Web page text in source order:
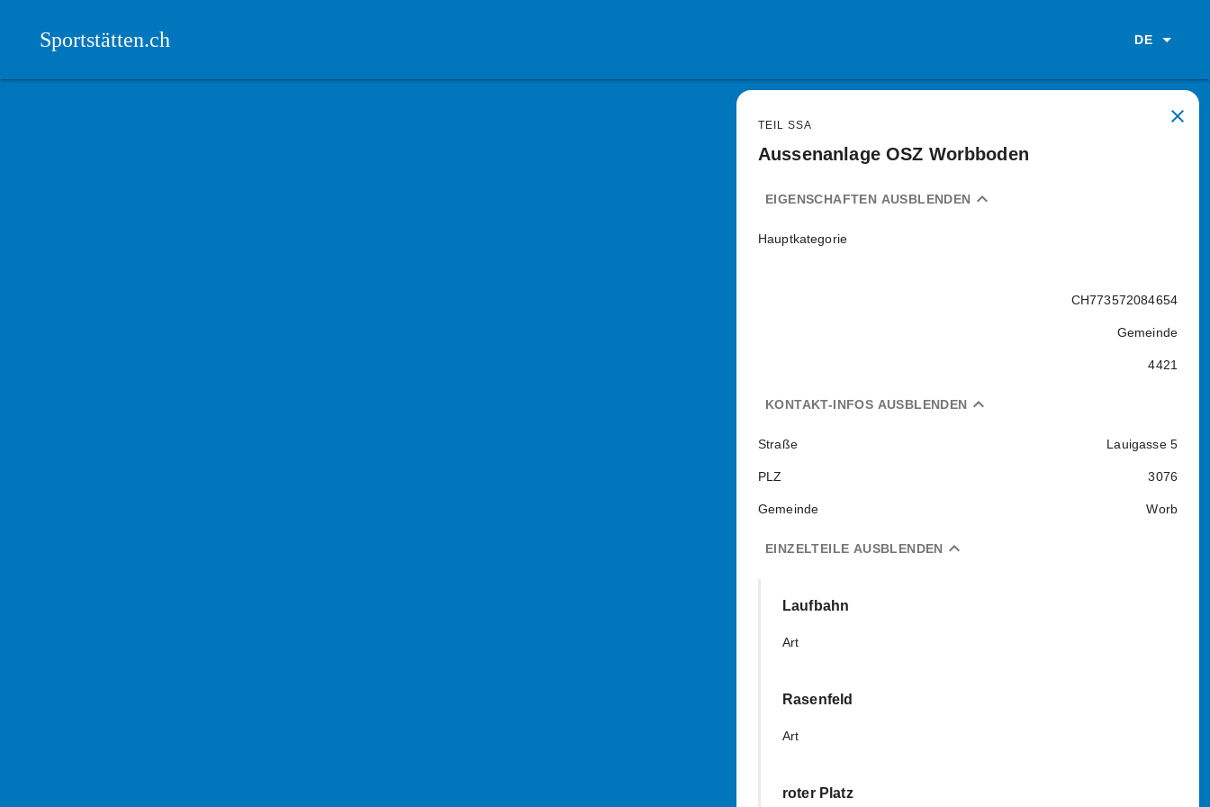
Sportstätten.ch DE
close
TEIL SSA
Aussenanlage OSZ Worbboden
expand_less
EIGENSCHAFTEN AUSBLENDEN
Hauptkategorie
CH773572084654
Gemeinde
4421
expand_less
KONTAKT-INFOS AUSBLENDEN
Straße Lauigasse 5
PLZ 3076
Gemeinde Worb
expand_less
EINZELTEILE AUSBLENDEN
Laufbahn
Art
Rasenfeld
Art
roter Platz